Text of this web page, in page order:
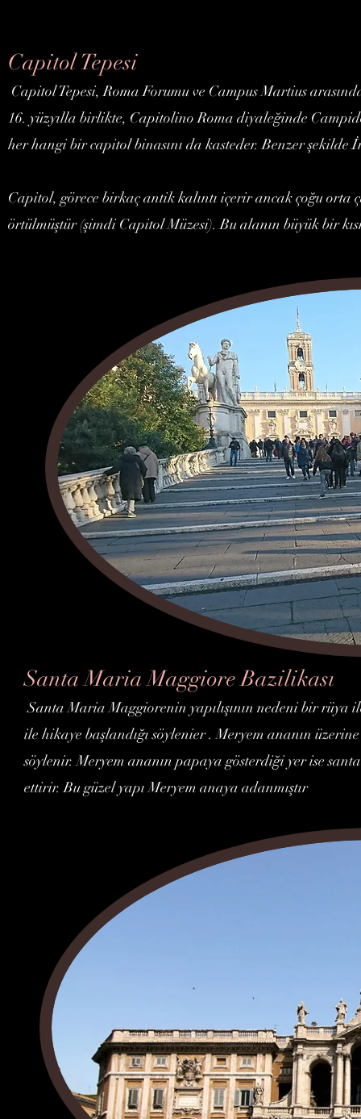
Capitol Tepesi
Capitol Tepesi, Roma Forumu ve Campus Martius
16. yüzyılla birlikte, Capitolino Roma diyaleğinde
her hangi bir capitol binasını da kasteder. Benzer
Capitol, görece birkaç antik kalıntı içerir ancak çoğu
örtülmüştür (şimdi Capitol Müzesi). Bu alanın büyük bir
Santa Maria Maggiore Bazilikası
Santa Maria Maggiorenin yapılışının nedeni bir rüya
ile hikaye başlandığı söylenier . Meryem ananın
söylenir. Meryem ananın papaya gösterdiği yer ise
ettirir. Bu güzel yapı Meryem anaya adanmıştır